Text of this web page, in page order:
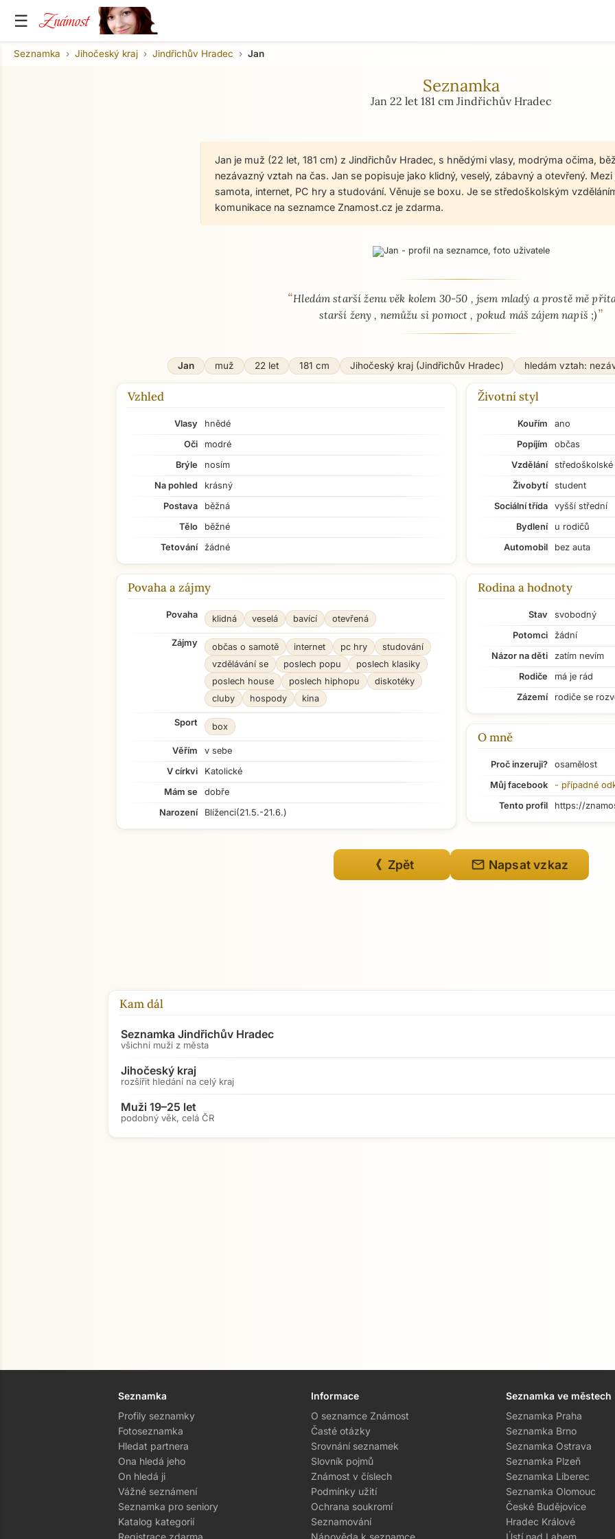
☰ Známost
Seznamka Jihočeský kraj Jindřichův Hradec Jan
Seznamka
Jan 22 let 181 cm Jindřichův Hradec
Jan je muž (22 let, 181 cm) z Jindřichův Hradec, s hnědými vlasy, modrýma očima,
nezávazný vztah na čas. Jan se popisuje jako klidný, veselý, zábavný a otevřený.
samota, internet, PC hry a studování. Věnuje se boxu. Je se středoškolským
komunikace na seznamce Znamost.cz je zdarma.
O mně - seznamka profil
“Hledám starší ženu věk kolem 30-50 , jsem mladý a prostě mě
starší ženy , nemůžu si pomoct , pokud máš zájem napiš ;)”
Jan muž 22 let 181 cm Jihočeský kraj (Jindřichův Hradec) hledám vztah:
Vzhled
Vlasy
hnědé
Oči
modré
Brýle
nosím
Na pohled
krásný
Postava
běžná
Tělo
běžné
Tetování
žádné
Povaha a zájmy
Povaha klidná veselá bavící otevřená
Zájmy občas o samotě internet pc hry
studování
vzdělávání se
poslech popu
poslech klasiky
poslech house
poslech hiphopu
diskotéky
cluby
hospody kina
Sport box
Věřím
v sebe
V církvi
Katolické
Mám se
dobře
Narození
Blíženci(21.5.-21.6.)
Životní styl
Kouřím
ano
Popíjím
občas
Vzdělání
středoškolské
Živobytí
student
Sociální třída
vyšší střední
Bydlení
u rodičů
Automobil
bez auta
Rodina a hodnoty
Stav
svobodný
Potomci
žádní
Názor na děti
zatím nevím
Rodiče
má je rád
Zázemí
rodiče se
O mně
Proč inzeruji?
osamělost
Můj facebook
- případné
Tento profil
https://
《 Zpět mail Napsat vzkaz
Kam dál
Seznamka Jindřichův Hradec
všichni muži z města
Jihočeský kraj
rozšířit hledání na celý kraj
Muži 19–25 let
podobný věk, celá ČR
Seznamka
Profily seznamky
Fotoseznamka
Hledat partnera
Ona hledá jeho
On hledá ji
Vážné seznámení
Seznamka pro seniory
Katalog kategorií
Registrace zdarma
Informace
O seznamce Známost
Časté otázky
Srovnání seznamek
Slovník pojmů
Známost v číslech
Podmínky užití
Ochrana soukromí
Seznamování
Nápověda k seznamce
Seznamka ve městech
Seznamka Praha
Seznamka Brno
Seznamka Ostrava
Seznamka Plzeň
Seznamka Liberec
Seznamka Olomouc
České Budějovice
Hradec Králové
Ústí nad Labem